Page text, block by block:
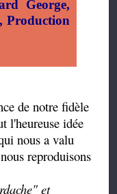
George,
, Production
de notre fidèle
l'heureuse idée
nous a valu
reproduisons
et